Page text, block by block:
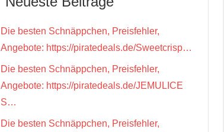
Die besten Schnäppchen, Preisfehler,
Angebote: https://piratedeals.de/Sweetcrisp…
Die besten Schnäppchen, Preisfehler,
Angebote: https://piratedeals.de/JEMULICE
S…
Die besten Schnäppchen, Preisfehler,